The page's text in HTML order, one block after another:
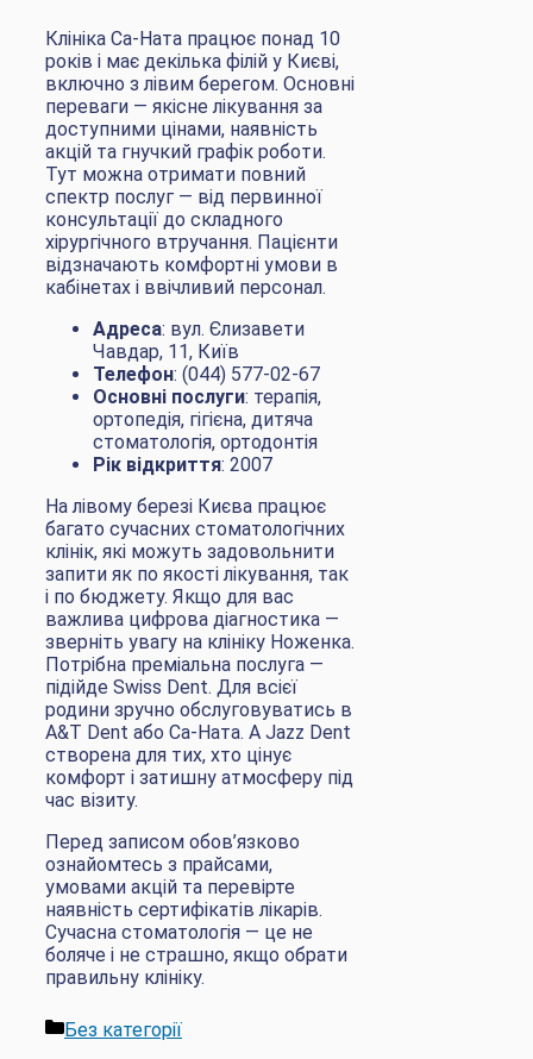
Клініка Са-Ната працює понад 10
років і має декілька філій у Києві,
включно з лівим берегом. Основні
переваги — якісне лікування за
доступними цінами, наявність
акцій та гнучкий графік роботи.
Тут можна отримати повний
спектр послуг — від первинної
консультації до складного
хірургічного втручання. Пацієнти
відзначають комфортні умови в
кабінетах і ввічливий персонал.
Адреса: вул. Єлизавети
Чавдар, 11, Київ
Телефон: (044) 577-02-67
Основні послуги: терапія,
ортопедія, гігієна, дитяча
стоматологія, ортодонтія
Рік відкриття: 2007
На лівому березі Києва працює
багато сучасних стоматологічних
клінік, які можуть задовольнити
запити як по якості лікування, так
і по бюджету. Якщо для вас
важлива цифрова діагностика —
зверніть увагу на клініку Ноженка.
Потрібна преміальна послуга —
підійде Swiss Dent. Для всієї
родини зручно обслуговуватись в
A&T Dent або Са-Ната. А Jazz Dent
створена для тих, хто цінує
комфорт і затишну атмосферу під
час візиту.
Перед записом обов’язково
ознайомтесь з прайсами,
умовами акцій та перевірте
наявність сертифікатів лікарів.
Сучасна стоматологія — це не
боляче і не страшно, якщо обрати
правильну клініку.
Категорії
Без категорії